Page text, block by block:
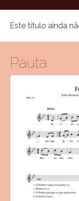
Este título ainda
Pauta